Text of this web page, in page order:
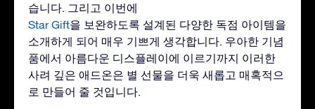
습니다. 그리고 이번에
Star Gift을 보완하도록 설계된 다양한 독점 아이템을
소개하게 되어 매우 기쁘게 생각합니다. 우아한 기념
품에서 아름다운 디스플레이에 이르기까지 이러한
사려 깊은 애드온은 별 선물을 더욱 새롭고 매혹적으
로 만들어 줄 것입니다.